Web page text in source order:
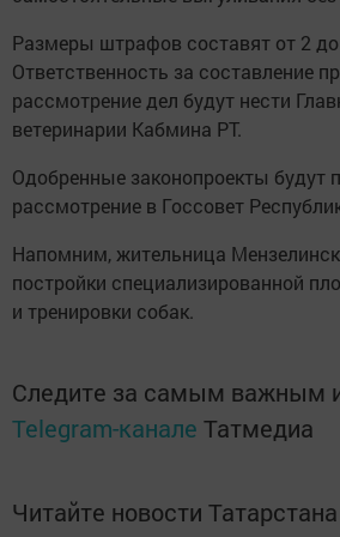
Размеры штрафов составят от 2
Ответственность за составление
рассмотрение дел будут нести
ветеринарии Кабмина РТ.
Одобренные законопроекты будут
рассмотрение в Госсовет
Напомним, жительница
постройки специализированной
и тренировки собак.
Следите за самым важным
Telegram-канале Татмедиа
Читайте новости